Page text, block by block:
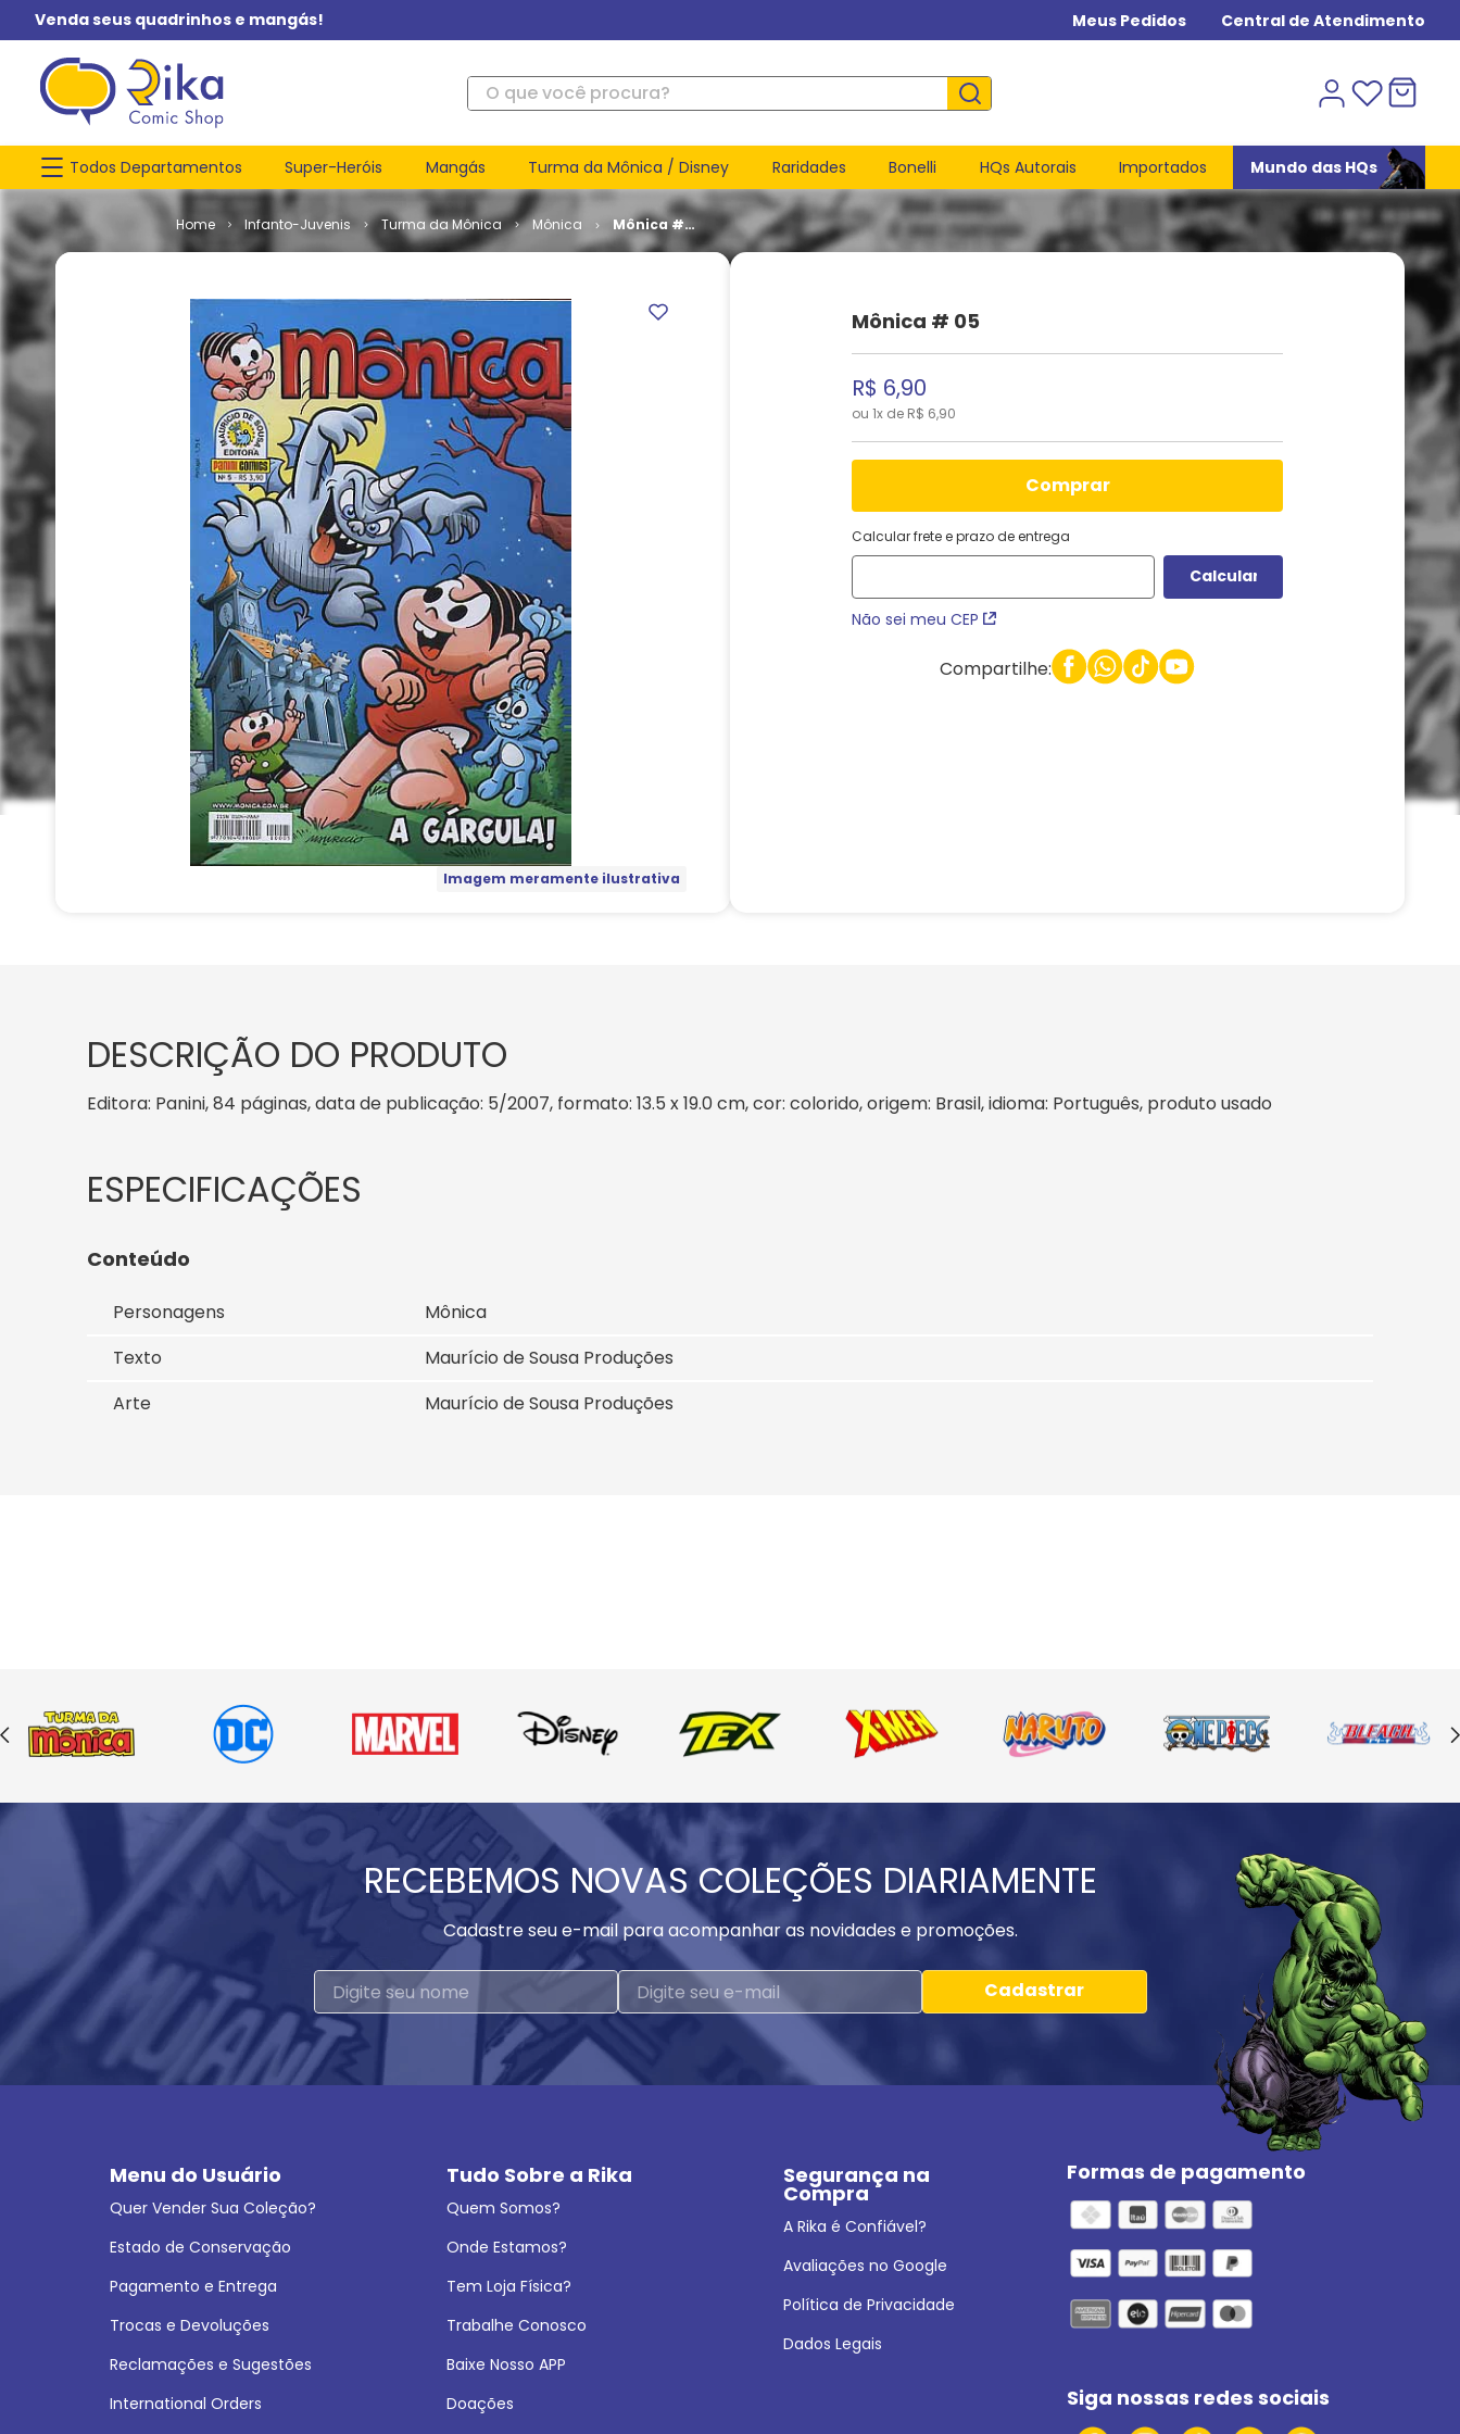
Venda seus quadrinhos e mangás! Meus Pedidos Central de Atendimento
O que você procura?
Todos Departamentos Super-Heróis Mangás Turma da Mônica / Disney Raridades Bonelli HQs Autorais Importados Mundo das HQs
Infanto-Juvenis Turma da Mônica Mônica
Mônica #
05
Imagem meramente ilustrativa
Mônica # 05
R$ 6,90
ou 1x de R$ 6,90
comprar
Calcular frete e prazo de entrega
Não sei meu CEP
Compartilhe:
DESCRIÇÃO DO PRODUTO
Editora: Panini, 84 páginas, data de publicação: 5/2007, formato: 13.5 x 19.0 cm, cor: colorido, origem: Brasil, idioma: Português, produto usado
Conteúdo
Personagens
Mônica
Texto
Maurício de Sousa Produções
Arte
Maurício de Sousa Produções
RECEBEMOS NOVAS COLEÇÕES DIARIAMENTE
Cadastre seu e-mail para acompanhar as novidades e promoções.
Cadastrar
Menu do Usuário
Quer Vender Sua Coleção?
Estado de Conservação
Pagamento e Entrega
Trocas e Devoluções
Reclamações e Sugestões
International Orders
Tudo Sobre a Rika
Quem Somos?
Onde Estamos?
Tem Loja Física?
Trabalhe Conosco
Baixe Nosso APP
Doações
Segurança na
Compra
A Rika é Confiável?
Avaliações no Google
Política de Privacidade
Dados Legais
Formas de pagamento
Siga nossas redes sociais